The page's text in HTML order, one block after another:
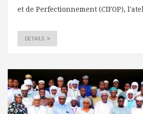
et de Perfectionnement (CIFOP),
DETAILS